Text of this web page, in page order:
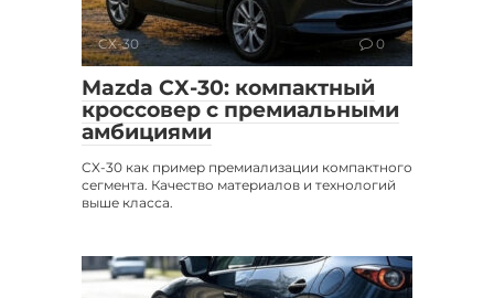
CX-30 0
Mazda CX-30: компактный
кроссовер с премиальными
амбициями
CX-30 как пример премиализации компактного
сегмента. Качество материалов и технологий
выше класса.